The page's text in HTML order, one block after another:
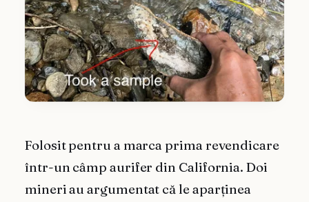
Folosit pentru a marca prima revendicare
într-un câmp aurifer din California. Doi
mineri au argumentat că le aparținea